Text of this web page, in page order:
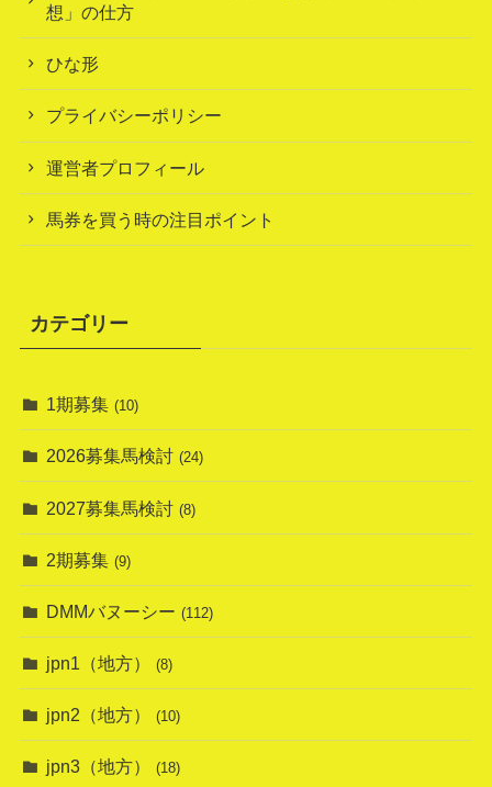
想」の仕方
ひな形
プライバシーポリシー
運営者プロフィール
馬券を買う時の注目ポイント
カテゴリー
1期募集 (10)
2026募集馬検討 (24)
2027募集馬検討 (8)
2期募集 (9)
DMMバヌーシー (112)
jpn1（地方） (8)
jpn2（地方） (10)
jpn3（地方） (18)